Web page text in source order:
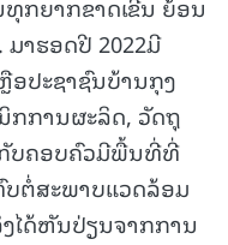
ກຍາກຂາດເຂີນ ຍ້ອນ
າຮອດປີ 2022ມີ
ອປະຊາຊົນບ້ານກຸງ
ກການຜະລິດ, ວັດຖຸ
ບຄອບຄົວມີພື້ນທີ່ທີ່
ບຕໍ່ສະພາບແວດລ້ອມ
ໄດ້ຫັນປ່ຽນຈາກການ